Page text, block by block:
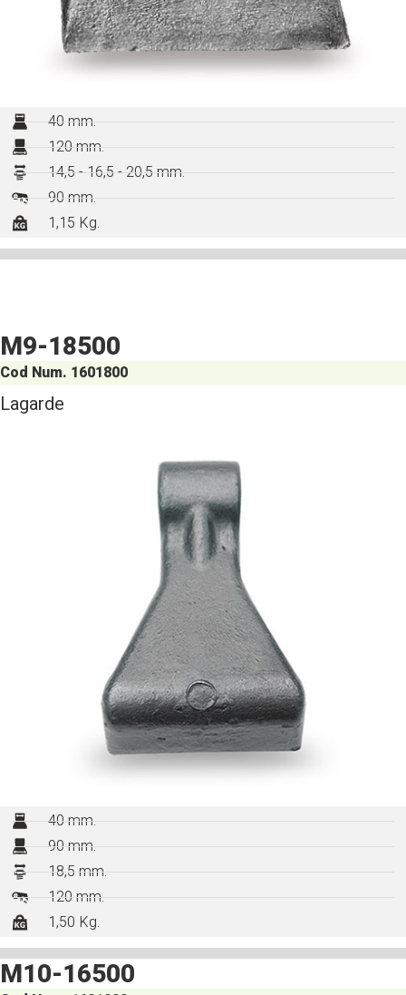
40 mm.
120 mm.
14,5 - 16,5 - 20,5 mm.
90 mm.
1,15 Kg.
M9-18500
Cod Num. 1601800
Lagarde
40 mm.
90 mm.
18,5 mm.
120 mm.
1,50 Kg.
M10-16500